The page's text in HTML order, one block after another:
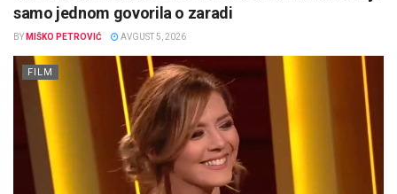
samo jednom govorila o zaradi
BY MIŠKO PETROVIĆ AVGUST 5, 2026
FILM